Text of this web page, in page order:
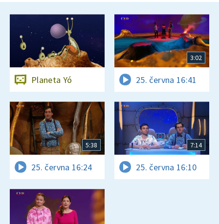
Planeta Yó
3:02
25. června 16:41
5:38
25. června 16:24
7:14
25. června 16:10